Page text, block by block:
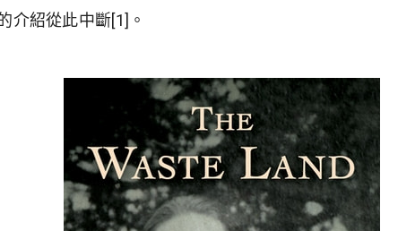
介紹從此中斷[1] 。